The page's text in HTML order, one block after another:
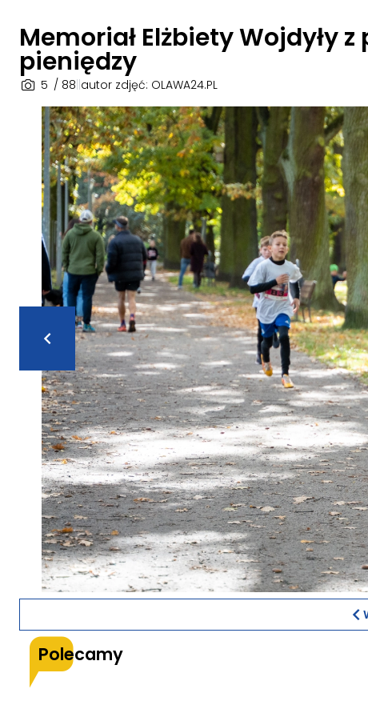
Memoriał Elżbiety Wojdyły
pieniędzy
5 / 88 autor zdjęć: OLAWA24.PL
Polecamy